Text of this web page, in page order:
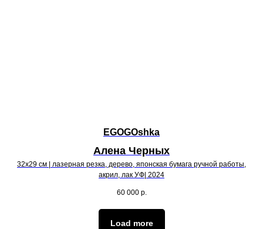
EGOGOshka
Алена Черных
32х29 см | лазерная резка, дерево, японская бумага ручной работы,
акрил, лак УФ| 2024
60 000 р.
Load more